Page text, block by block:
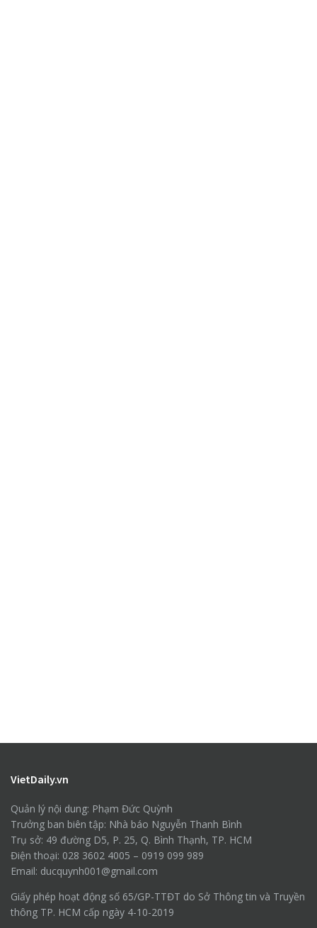
VietDaily.vn
Quản lý nội dung: Phạm Đức Quỳnh
Trưởng ban biên tập: Nhà báo Nguyễn Thanh Bình
Trụ sở: 49 đường D5, P. 25, Q. Bình Thạnh, TP. HCM
Điện thoại: 028 3602 4005 – 0919 099 989
Email: ducquynh001@gmail.com
Giấy phép hoạt động số 65/GP-TTĐT do Sở Thông tin và Truyền
thông TP. HCM cấp ngày 4-10-2019